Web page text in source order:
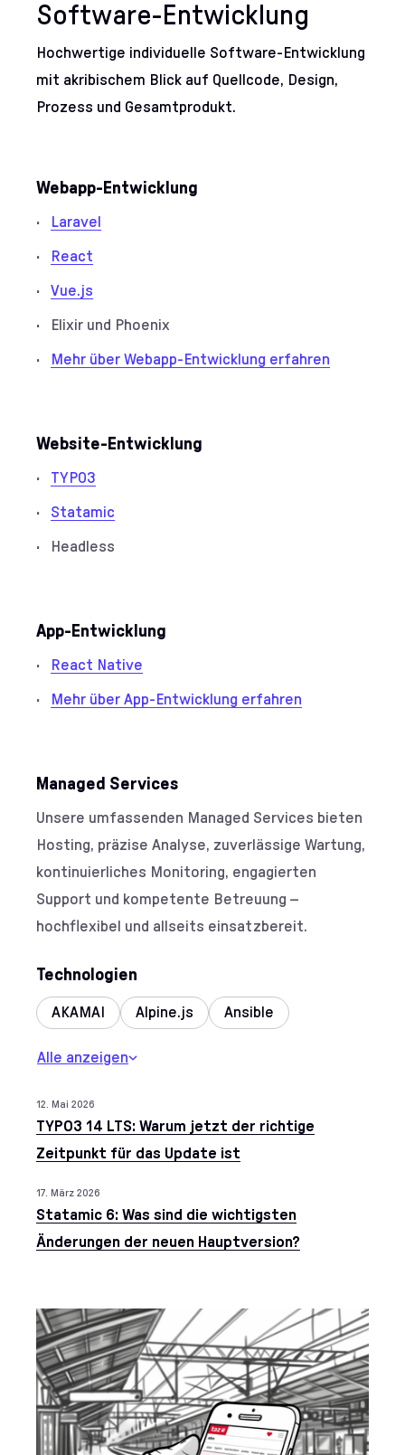
Software-Entwicklung
Hochwertige individuelle Software-Entwicklung
mit akribischem Blick auf Quellcode, Design,
Prozess und Gesamtprodukt.
Webapp-Entwicklung
Laravel
React
Vue.js
Elixir und Phoenix
Mehr über Webapp-Entwicklung erfahren
Website-Entwicklung
TYPO3
Statamic
Headless
App-Entwicklung
React Native
Mehr über App-Entwicklung erfahren
Managed Services
Unsere umfassenden Managed Services bieten
Hosting, präzise Analyse, zuverlässige Wartung,
kontinuierliches Monitoring, engagierten
Support und kompetente Betreuung –
hochflexibel und allseits einsatzbereit.
Technologien
AKAMAI Alpine.js
Ansible
Docker Compose
JavaScript
Laravel
Laravel Livewire
Laravel Nova
LDAP
Meilisearch
Phoenix
Phoenix LiveView
PHP
PHPUnit
PostgreSQL
React
React Native
REST API
Sass
Solr
SSO Statamic
Tailwind CSS
Terraform
TypeScript Typesense
Alle anzeigen
Insights aus dem
12. Mai 2026
TYPO3 14 LTS: Warum jetzt der richtige
Zeitpunkt für das Update ist
17. März 2026
Statamic 6: Was sind die wichtigsten
Änderungen der neuen Hauptversion?
Kategorien: